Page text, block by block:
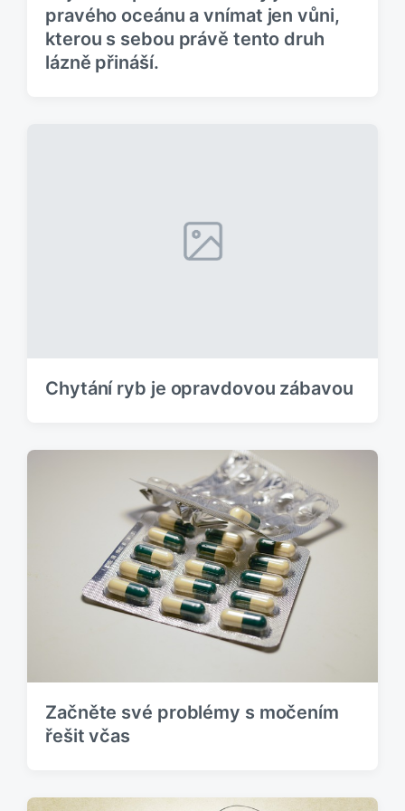
pravého oceánu a vnímat jen vůni,
kterou s sebou právě tento druh
lázně přináší.
Chytání ryb je opravdovou zábavou
Začněte své problémy s močením
řešit včas